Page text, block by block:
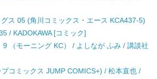
ス 05 (角川コミックス・エース KCA437-5)
/ KADOKAWA [コミック]
9 （モーニング KC） / よしなが ふみ / 講談社
コミックス JUMP COMICS+) / 松本直也 /